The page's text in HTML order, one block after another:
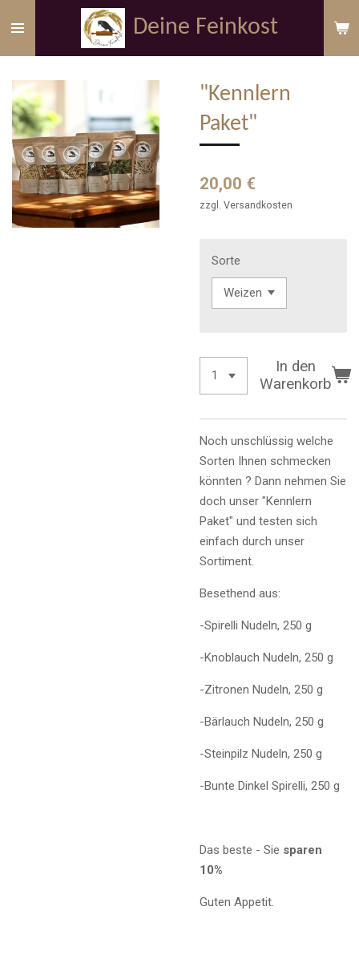
Hauptinhalt
springen
Deine Feinkost
"Kennlern
Paket"
20,00 €
zzgl. Versandkosten
Sorte
In den
Warenkorb
Noch unschlüssig welche
Sorten Ihnen schmecken
könnten ? Dann nehmen Sie
doch unser "Kennlern
Paket" und testen sich
einfach durch unser
Sortiment.
Besethend aus:
-Spirelli Nudeln, 250 g
-Knoblauch Nudeln, 250 g
-Zitronen Nudeln, 250 g
-Bärlauch Nudeln, 250 g
-Steinpilz Nudeln, 250 g
-Bunte Dinkel Spirelli, 250 g
Das beste - Sie sparen
10%
Guten Appetit.